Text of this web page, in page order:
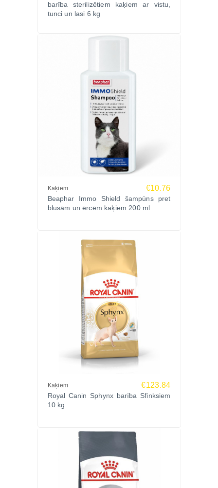
barība sterilizētiem kaķiem ar vistu,
tunci un lasi 6 kg
Kaķiem €10.76
Beaphar Immo Shield šampūns pret
blusām un ērcēm kaķiem 200 ml
Kaķiem €123.84
Royal Canin Sphynx barība Sfinksiem
10 kg